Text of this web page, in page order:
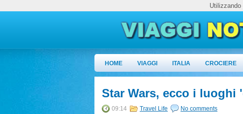
HOME VIAGGI ITALIA CROCIERE
Star Wars, ecco i luoghi
09:14 Travel Life No comments